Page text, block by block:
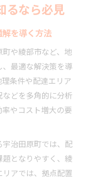
るなら必見
を導く方法
や綾部市など、地
最適な解決策を導
条件や配達エリア
どを多角的に分析
やコスト増大の要
治田原町では、配
となりやすく、綾
アでは、拠点配置